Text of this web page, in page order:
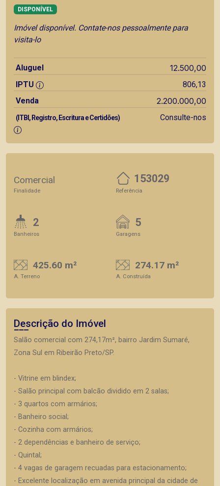
DISPONÍVEL
Imóvel disponível. Contate-nos pessoalmente para
visita-lo
Aluguel 12.500,00
IPTU
806,13
Venda
2.200.000,00
(ITBI, Registro, Escritura e Certidões) Consulte-nos
Comercial
Finalidade
153029
Referência
2
Banheiros
5
Garagens
425.60 m²
A. Terreno
274.17 m²
A. Construída
Descrição do Imóvel
Salão comercial com 274,17m², bairro Jardim Sumaré,
Zona Sul em Ribeirão Preto/SP.
- Vitrine em blindex;
- Salão principal com balcão dividido em 2 salas;
- 3 quartos com armários;
- Banheiro social;
- Cozinha com armários;
- 2 dependências e banheiro de serviço;
- Quintal;
- 4 vagas de garagem recuadas para estacionamento;
- Excelente localização em avenida principal da cidade de